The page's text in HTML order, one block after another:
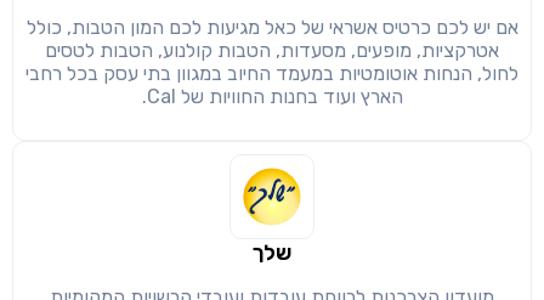
אם יש לכם כרטיס אשראי של כאל מגיעות לכם המון הטבות, כולל
אטרקציות, מופעים, מסעדות, הטבות קולנוע, הטבות לטסים
לחול, הנחות אוטומטיות במעמד החיוב במגוון בתי עסק בכל רחבי
הארץ ועוד בחנות החוויות של Cal.
שלך